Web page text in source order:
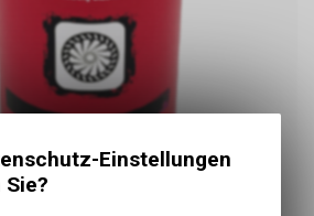
Einstellungen